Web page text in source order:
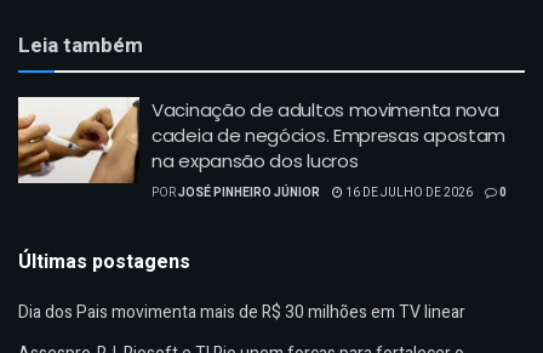
Leia também
Vacinação de adultos movimenta nova
cadeia de negócios. Empresas apostam
na expansão dos lucros
PORJOSÉ PINHEIRO JÚNIOR 16 DE JULHO DE 2026 0
Últimas postagens
Dia dos Pais movimenta mais de R$ 30 milhões em TV linear